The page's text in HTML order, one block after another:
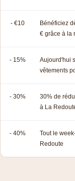
- €10
Bénéficiez
€ grâce à la
- 15%
Aujourd'hui
vêtements
- 30%
30% de
à La
- 40%
Tout le
Redoute